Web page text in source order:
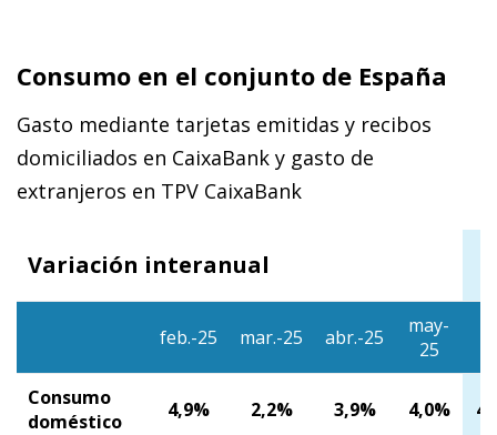
Consumo en el conjunto de España
Gasto mediante tarjetas emitidas y recibos
domiciliados en CaixaBank y gasto de
extranjeros en TPV CaixaBank
Variación interanual
feb.-25 mar.-25 abr.-25
may-
25
Consumo
doméstico
4,9% 2,2% 3,9% 4,0%